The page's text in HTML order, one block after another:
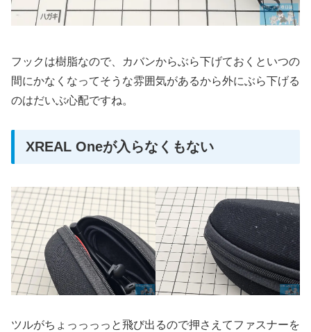
フックは樹脂なので、カバンからぶら下げておくといつの
間にかなくなってそうな雰囲気があるから外にぶら下げる
のはだいぶ心配ですね。
XREAL Oneが入らなくもない
ツルがちょっっっっと飛び出るので押さえてファスナーを